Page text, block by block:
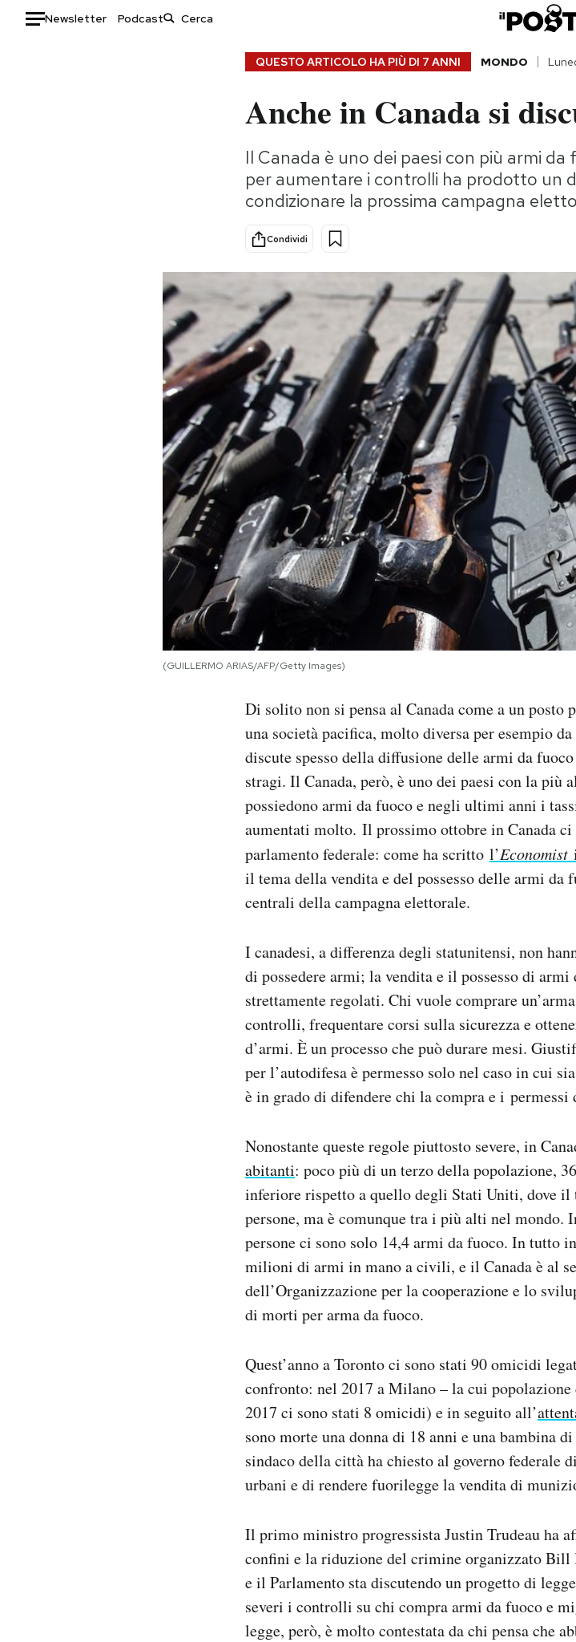
Newsletter Podcast
Consumismi
Storie/Idee
Ok Boomer!
Europa
Altrecose
Mondiali calcio 2026
AREA PERSONALE
QUESTO ARTICOLO HA PIÙ DI 7 ANNI MONDO
Anche in Canada si
Il Canada è uno dei paesi con più armi
per aumentare i controlli ha prodotto un
condizionare la prossima campagna
Condividi
(GUILLERMO ARIAS/AFP/Getty Images)
Di solito non si pensa al Canada come a un
una società pacifica, molto diversa per esempio
discute spesso della diffusione delle armi da
stragi. Il Canada, però, è uno dei paesi con la
possiedono armi da fuoco e negli ultimi anni i
aumentati molto. Il prossimo ottobre in Canada
parlamento federale: come ha scritto l’Economist
il tema della vendita e del possesso delle armi da
centrali della campagna elettorale.
I canadesi, a differenza degli statunitensi, non
di possedere armi; la vendita e il possesso di
strettamente regolati. Chi vuole comprare
controlli, frequentare corsi sulla sicurezza e
d’armi. È un processo che può durare mesi.
per l’autodifesa è permesso solo nel caso in cui
è in grado di difendere chi la compra e i
Nonostante queste regole piuttosto severe, in
abitanti: poco più di un terzo della popolazione,
inferiore rispetto a quello degli Stati Uniti, dove il
persone, ma è comunque tra i più alti nel mondo.
persone ci sono solo 14,4 armi da fuoco. In tutto
milioni di armi in mano a civili, e il Canada è al
dell’Organizzazione per la cooperazione e lo
di morti per arma da fuoco.
Quest’anno a Toronto ci sono stati 90 omicidi
confronto: nel 2017 a Milano – la cui
2017 ci sono stati 8 omicidi) e in seguito all’
sono morte una donna di 18 anni e una bambina
sindaco della città ha chiesto al governo federale
urbani e di rendere fuorilegge la vendita di
Il primo ministro progressista Justin Trudeau ha
confini e la riduzione del crimine organizzato
e il Parlamento sta discutendo un progetto di
severi i controlli su chi compra armi da fuoco e
legge, però, è molto contestata da chi pensa che